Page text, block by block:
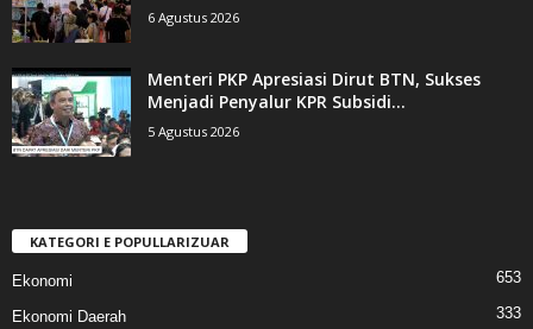
6 Agustus 2026
Menteri PKP Apresiasi Dirut BTN, Sukses
Menjadi Penyalur KPR Subsidi...
5 Agustus 2026
KATEGORI E POPULLARIZUAR
Ekonomi 653
Ekonomi Daerah 333